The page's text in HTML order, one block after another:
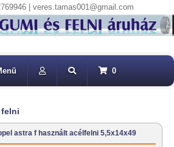
| veres.tamas001@gmail.com
0
felni
astra f használt acélfelni 5,5x14x49